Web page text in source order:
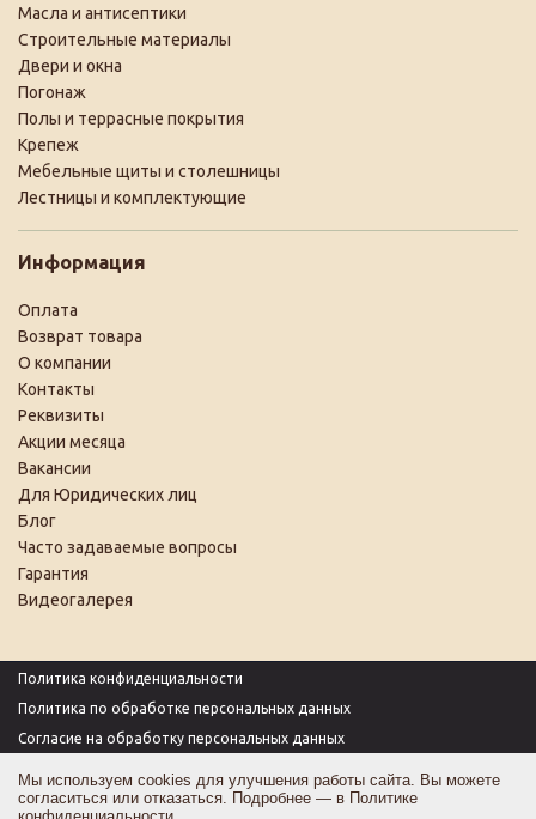
Масла и антисептики
Строительные материалы
Двери и окна
Погонаж
Полы и террасные покрытия
Крепеж
Мебельные щиты и столешницы
Лестницы и комплектующие
Информация
Оплата
Возврат товара
О компании
Контакты
Реквизиты
Акции месяца
Вакансии
Для Юридических лиц
Блог
Часто задаваемые вопросы
Гарантия
Видеогалерея
Политика конфиденциальности
Политика по обработке персональных данных
Согласие на обработку персональных данных
Согласие на получение рекламы
Мы используем cookies для улучшения работы сайта. Вы можете
согласиться или отказаться. Подробнее — в Политике